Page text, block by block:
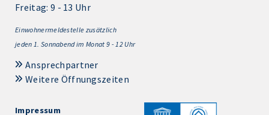
Freitag: 9 - 13 Uhr
Einwohnermeldestelle zusätzlich
jeden 1. Sonnabend im Monat 9 - 12 Uhr
Ansprechpartner
Weitere Öffnungszeiten
Impressum